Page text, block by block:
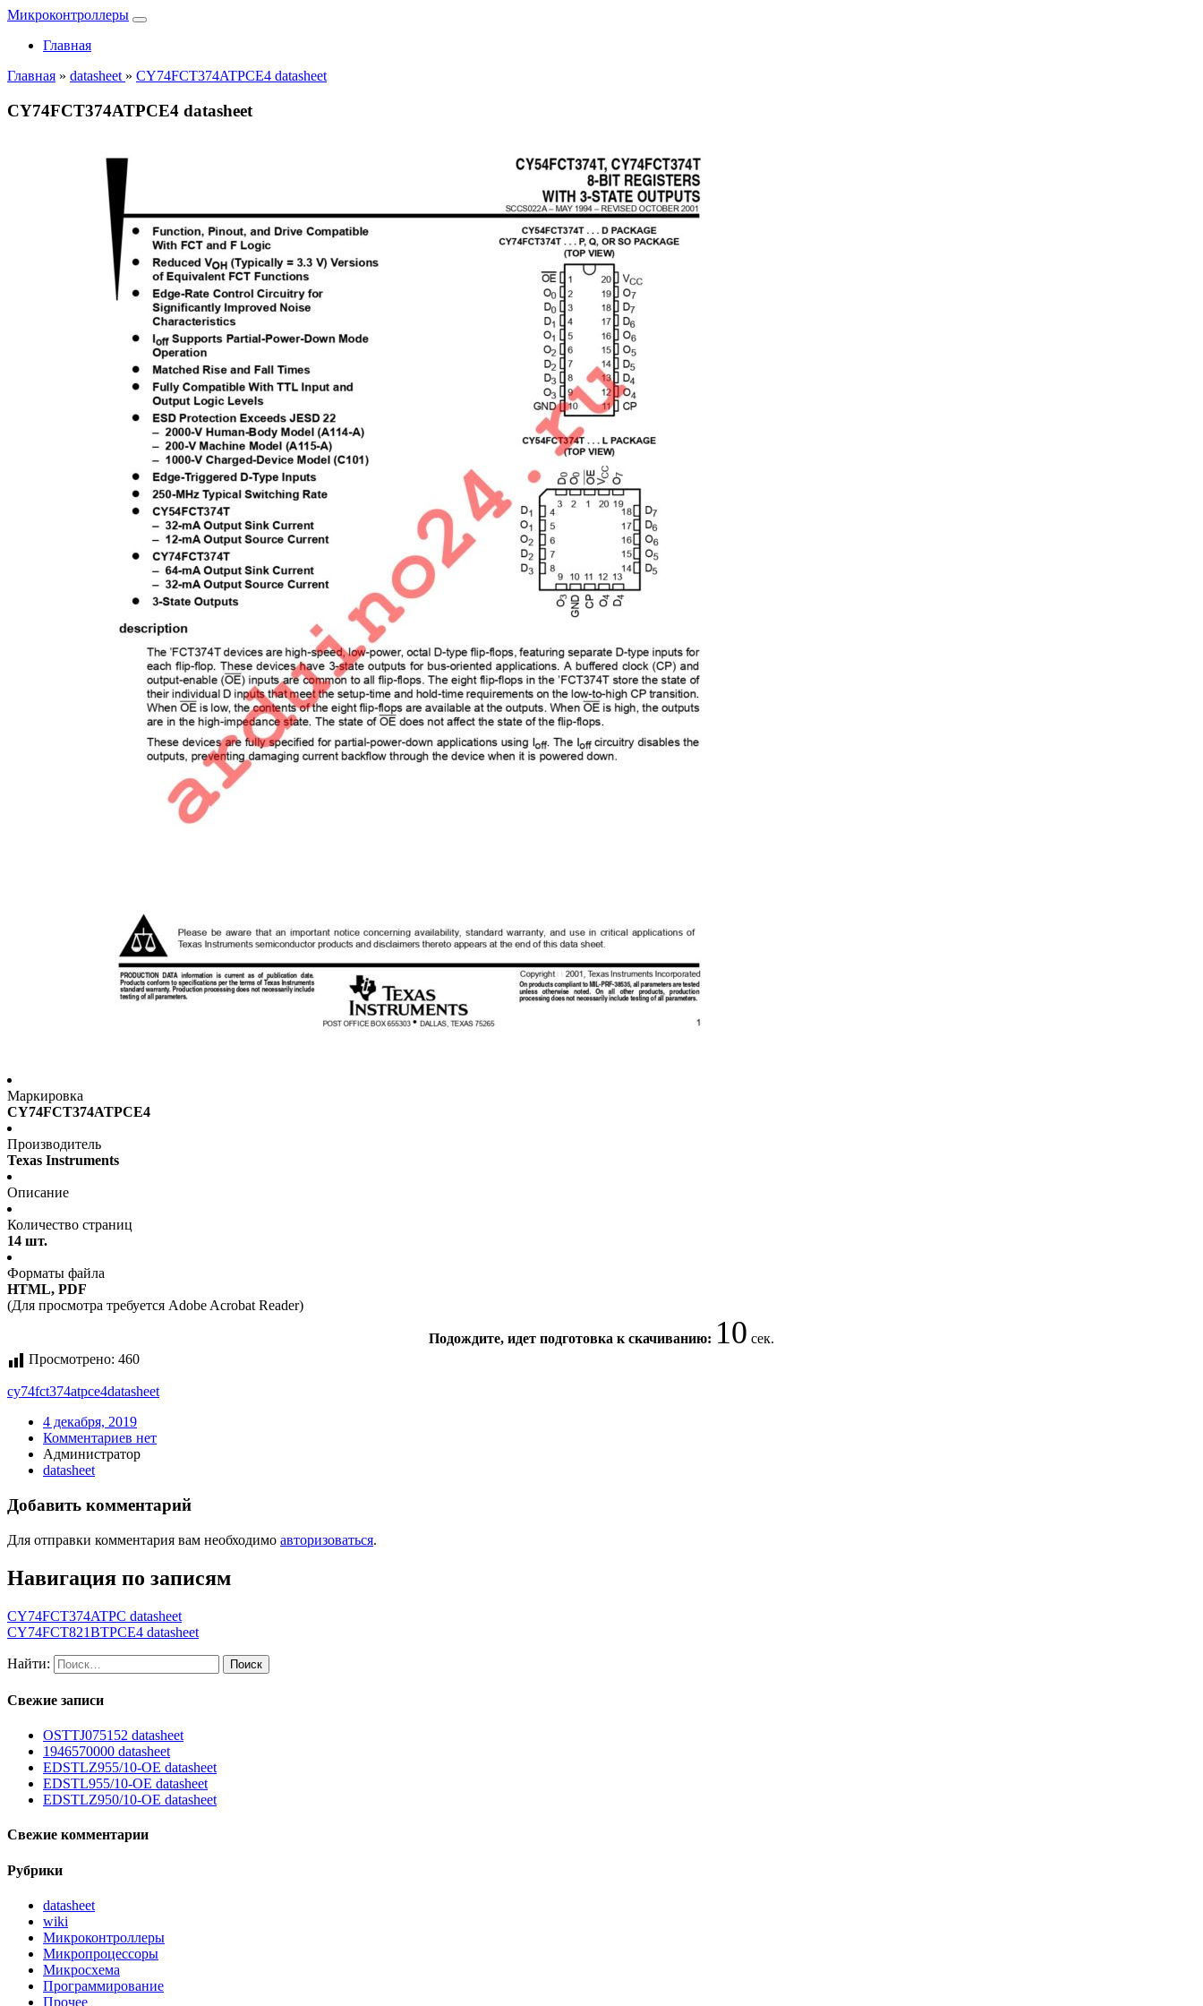
Микроконтроллеры
Главная
Главная » datasheet » CY74FCT374ATPCE4 datasheet
CY74FCT374ATPCE4 datasheet
Маркировка
CY74FCT374ATPCE4
Производитель
Texas Instruments
Описание
Количество страниц
14 шт.
Форматы файла
HTML, PDF
(Для просмотра требуется Adobe Acrobat Reader)
Подождите, идет подготовка к скачиванию:9сек.
Просмотрено: 460
cy74fct374atpce4datasheet
4 декабря, 2019
Комментариев нет
Администратор
datasheet
Добавить комментарий
Для отправки комментария вам необходимо авторизоваться.
Навигация по записям
CY74FCT374ATPC datasheet
CY74FCT821BTPCE4 datasheet
Найти:
Свежие записи
OSTTJ075152 datasheet
1946570000 datasheet
EDSTLZ955/10-OE datasheet
EDSTL955/10-OE datasheet
EDSTLZ950/10-OE datasheet
Свежие комментарии
Рубрики
datasheet
wiki
Микроконтроллеры
Микропроцессоры
Микросхема
Программирование
Прочее